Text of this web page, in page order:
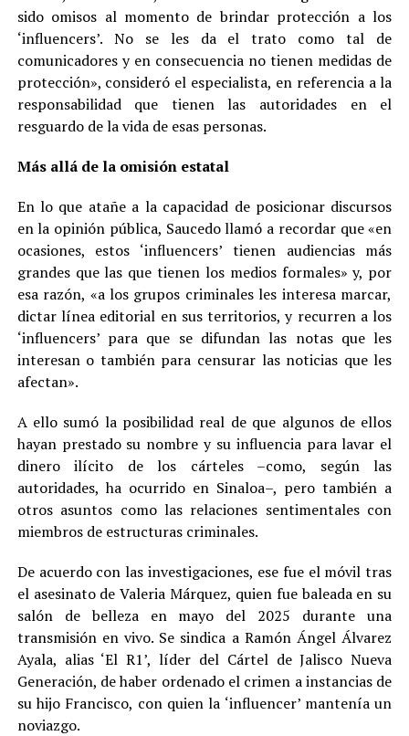
sido omisos al momento de brindar protección a los
‘influencers’. No se les da el trato como tal de
comunicadores y en consecuencia no tienen medidas de
protección», consideró el especialista, en referencia a la
responsabilidad que tienen las autoridades en el
resguardo de la vida de esas personas.
Más allá de la omisión estatal
En lo que atañe a la capacidad de posicionar discursos
en la opinión pública, Saucedo llamó a recordar que «en
ocasiones, estos ‘influencers’ tienen audiencias más
grandes que las que tienen los medios formales» y, por
esa razón, «a los grupos criminales les interesa marcar,
dictar línea editorial en sus territorios, y recurren a los
‘influencers’ para que se difundan las notas que les
interesan o también para censurar las noticias que les
afectan».
A ello sumó la posibilidad real de que algunos de ellos
hayan prestado su nombre y su influencia para lavar el
dinero ilícito de los cárteles –como, según las
autoridades, ha ocurrido en Sinaloa–, pero también a
otros asuntos como las relaciones sentimentales con
miembros de estructuras criminales.
De acuerdo con las investigaciones, ese fue el móvil tras
el asesinato de Valeria Márquez, quien fue baleada en su
salón de belleza en mayo del 2025 durante una
transmisión en vivo. Se sindica a Ramón Ángel Álvarez
Ayala, alias ‘El R1’, líder del Cártel de Jalisco Nueva
Generación, de haber ordenado el crimen a instancias de
su hijo Francisco, con quien la ‘influencer’ mantenía un
noviazgo.